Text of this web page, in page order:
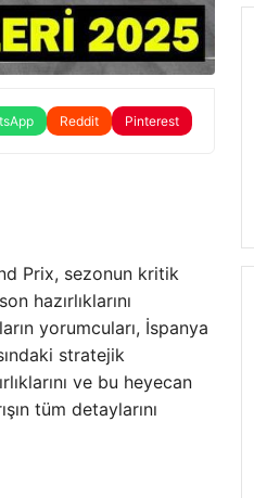
Reddit Pinterest
Prix, sezonun kritik
hazırlıklarını
yorumcuları, İspanya
stratejik
ve bu heyecan
tüm detaylarını